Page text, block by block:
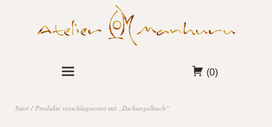
(0)
Start / Produkte verschlagwortet mit „Dschungelbuch“